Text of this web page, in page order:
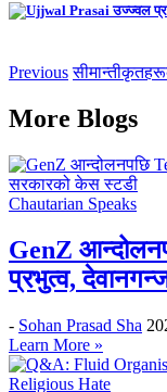
उज्ज्वल
Previous
More Blogs
Chautarian Speaks
GenZ
प्रभुत्व,
- Sohan Prasad Sha
Learn More »